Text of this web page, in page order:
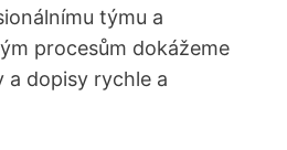
týmu a
procesům dokážeme
a dopisy rychle a